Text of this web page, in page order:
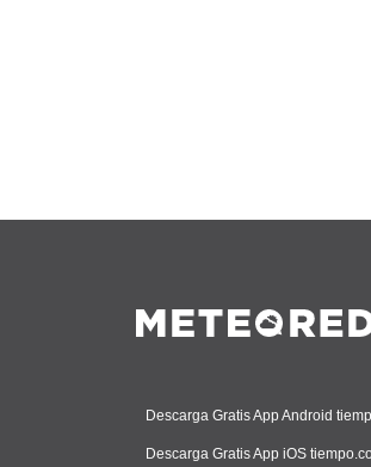
Descarga Gratis App Android
Descarga Gratis App iOS